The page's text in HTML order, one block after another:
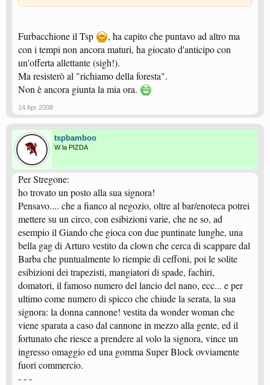
Furbacchione il Tsp
, ha capito che puntavo ad altro ma
con i tempi non ancora maturi, ha giocato d'anticipo con
un'offerta allettante (sigh!).
Ma resisterò al "richiamo della foresta".
Non è ancora giunta la mia ora.
14 Apr 2008
tspbamboo
W la PIZDA
Per Stregone:
ho trovato un posto alla sua signora!
Pensavo.... che a fianco al negozio, oltre al bar/enoteca potrei
mettere su un circo, con esibizioni varie, che ne so, ad
esempio il Giando che gioca con due puntinate lunghe, una
bella gag di Arturo vestito da clown che cerca di scappare dal
Barba che puntualmente lo riempie di ceffoni, poi le solite
esibizioni dei trapezisti, mangiatori di spade, fachiri,
domatori, il famoso numero del lancio del nano, ecc... e per
ultimo come numero di spicco che chiude la serata, la sua
signora: la donna cannone! vestita da wonder woman che
viene sparata a caso dal cannone in mezzo alla gente, ed il
fortunato che riesce a prendere al volo la signora, vince un
ingresso omaggio ed una gomma Super Block ovviamente
fuori commercio.
- - -